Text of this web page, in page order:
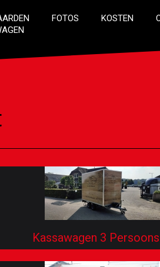
FOTOS KOSTEN
Kassawagen 3